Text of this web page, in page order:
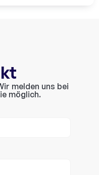
melden uns bei
möglich.